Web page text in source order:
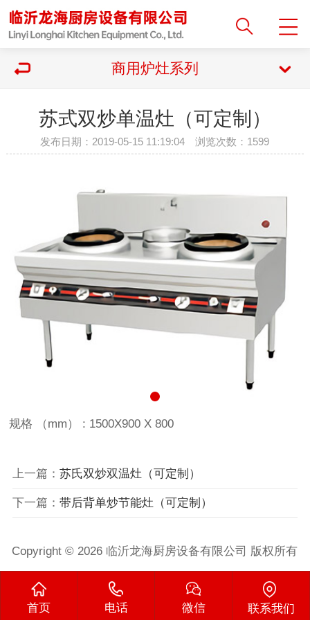
商用炉灶系列
苏式双炒单温灶（可定制）
发布日期：2019-05-15 11:19:04 浏览次数： 1599
规格 （mm） : 1500X900 X 800
上一篇： 苏氏双炒双温灶（可定制）
下一篇： 带后背单炒节能灶（可定制）
Copyright © 2026 临沂龙海厨房设备有限公司 版权所有
首页 电话 微信 联系我们